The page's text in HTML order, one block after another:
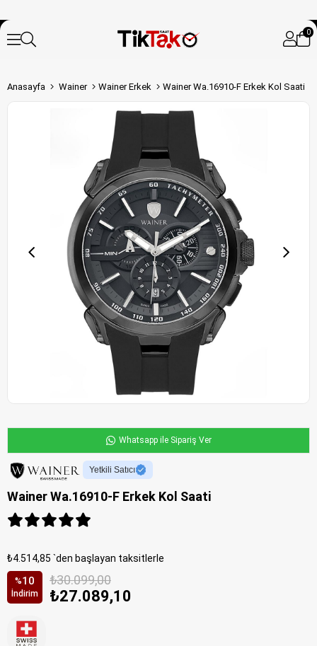
0
Anasayfa Wainer Wainer Erkek Wainer Wa.16910-F Erkek Kol Saati
Whatsapp ile Sipariş Ver
Yetkili Satıcı
Wainer Wa.16910-F Erkek Kol Saati
₺4.514,85 `den başlayan taksitlerle
%10
İndirim
₺30.099,00
₺27.089,10